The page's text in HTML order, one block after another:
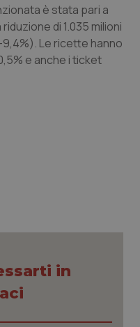
è stata pari a
di 1.035 milioni
Le ricette hanno
e anche i ticket
in